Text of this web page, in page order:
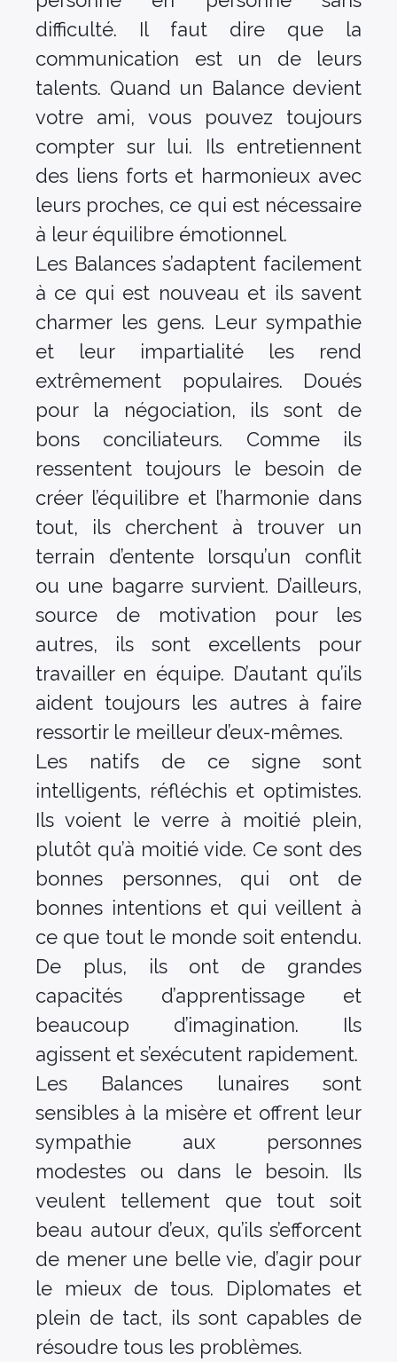
difficulté. Il faut dire que la
communication est un de leurs
talents. Quand un Balance devient
votre ami, vous pouvez toujours
compter sur lui. Ils entretiennent
des liens forts et harmonieux avec
leurs proches, ce qui est nécessaire
à leur équilibre émotionnel.
Les Balances s’adaptent facilement
à ce qui est nouveau et ils savent
charmer les gens. Leur sympathie
et leur impartialité les rend
extrêmement populaires. Doués
pour la négociation, ils sont de
bons conciliateurs. Comme ils
ressentent toujours le besoin de
créer l’équilibre et l’harmonie dans
tout, ils cherchent à trouver un
terrain d’entente lorsqu’un conflit
ou une bagarre survient. D’ailleurs,
source de motivation pour les
autres, ils sont excellents pour
travailler en équipe. D’autant qu’ils
aident toujours les autres à faire
ressortir le meilleur d’eux-mêmes.
Les natifs de ce signe sont
intelligents, réfléchis et optimistes.
Ils voient le verre à moitié plein,
plutôt qu’à moitié vide. Ce sont des
bonnes personnes, qui ont de
bonnes intentions et qui veillent à
ce que tout le monde soit entendu.
De plus, ils ont de grandes
capacités d’apprentissage et
beaucoup d’imagination. Ils
agissent et s’exécutent rapidement.
Les Balances lunaires sont
sensibles à la misère et offrent leur
sympathie aux personnes
modestes ou dans le besoin. Ils
veulent tellement que tout soit
beau autour d’eux, qu’ils s’efforcent
de mener une belle vie, d’agir pour
le mieux de tous. Diplomates et
plein de tact, ils sont capables de
résoudre tous les problèmes.